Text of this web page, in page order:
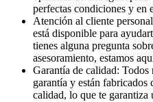
perfectas condiciones y en
Atención al cliente
está disponible para
tienes alguna pregunta
asesoramiento, estamos
Garantía de calidad: Todos
garantía y están fabricados
calidad, lo que te garantiza